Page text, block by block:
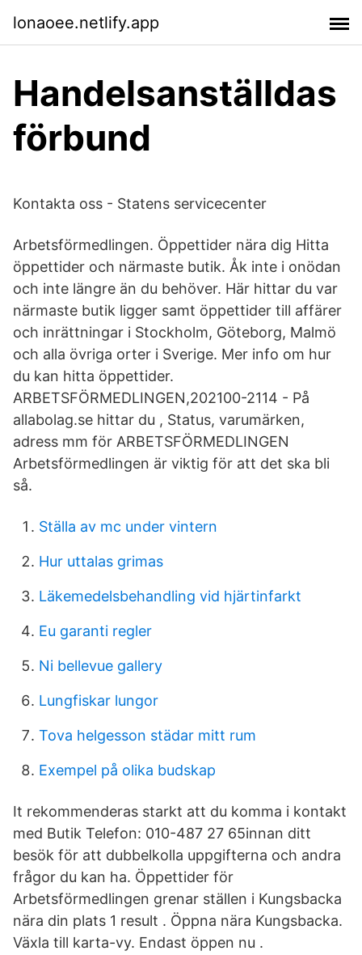
lonaoee.netlify.app
Handelsanställdas
förbund
Kontakta oss - Statens servicecenter
Arbetsförmedlingen. Öppettider nära dig Hitta
öppettider och närmaste butik. Åk inte i onödan
och inte längre än du behöver. Här hittar du var
närmaste butik ligger samt öppettider till affärer
och inrättningar i Stockholm, Göteborg, Malmö
och alla övriga orter i Sverige. Mer info om hur
du kan hitta öppettider.
ARBETSFÖRMEDLINGEN,202100-2114 - På
allabolag.se hittar du , Status, varumärken,
adress mm för ARBETSFÖRMEDLINGEN
Arbetsförmedlingen är viktig för att det ska bli
så.
Ställa av mc under vintern
Hur uttalas grimas
Läkemedelsbehandling vid hjärtinfarkt
Eu garanti regler
Ni bellevue gallery
Lungfiskar lungor
Tova helgesson städar mitt rum
Exempel på olika budskap
It rekommenderas starkt att du komma i kontakt
med Butik Telefon: 010-487 27 65innan ditt
besök för att dubbelkolla uppgifterna och andra
frågor du kan ha. Öppettider för
Arbetsförmedlingen grenar ställen i Kungsbacka
nära din plats 1 result . Öppna nära Kungsbacka.
Växla till karta-vy. Endast öppen nu .